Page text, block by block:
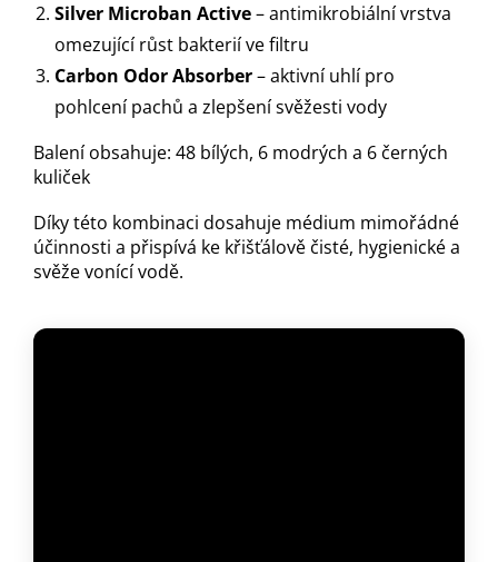
Silver Microban Active– antimikrobiální vrstva
omezující růst bakterií ve filtru
Carbon Odor Absorber– aktivní uhlí pro
pohlcení pachů a zlepšení svěžesti vody
Balení obsahuje: 48 bílých, 6 modrých a 6 černých
kuliček
Díky této kombinaci dosahuje médium mimořádné
účinnosti a přispívá ke křišťálově čisté, hygienické a
svěže vonící vodě.